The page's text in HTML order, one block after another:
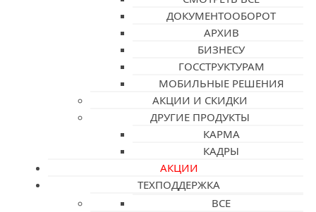
ДОКУМЕНТООБОРОТ
АРХИВ
БИЗНЕСУ
ГОССТРУКТУРАМ
МОБИЛЬНЫЕ РЕШЕНИЯ
АКЦИИ И СКИДКИ
ДРУГИЕ ПРОДУКТЫ
КАРМА
КАДРЫ
АКЦИИ
ТЕХПОДДЕРЖКА
ВСЕ